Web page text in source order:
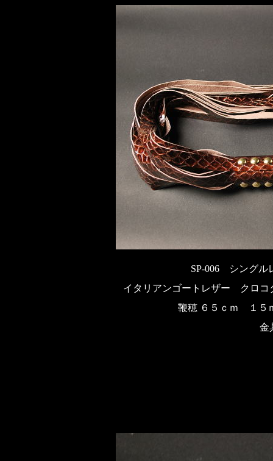
SP-006 シングル
イタリアンゴートレザー クロ
鞭穂 ６５ｃｍ １５
金